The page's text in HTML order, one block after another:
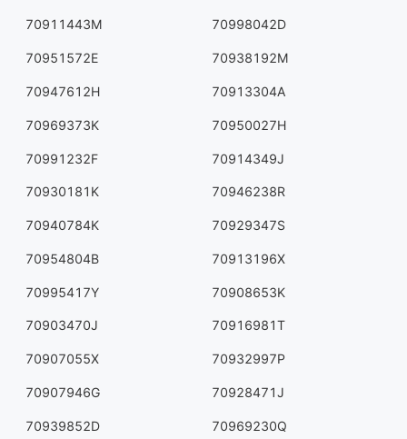
70911443M 70998042D
70951572E 70938192M
70947612H 70913304A
70969373K 70950027H
70991232F 70914349J
70930181K 70946238R
70940784K 70929347S
70954804B 70913196X
70995417Y 70908653K
70903470J 70916981T
70907055X 70932997P
70907946G 70928471J
70939852D 70969230Q